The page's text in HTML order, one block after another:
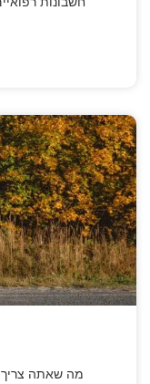
מה שאתה צריך